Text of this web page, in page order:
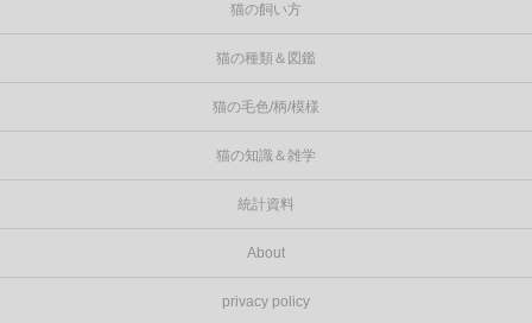
猫の飼い方
猫の種類＆図鑑
猫の毛色/柄/模様
猫の知識＆雑学
統計資料
About
privacy policy